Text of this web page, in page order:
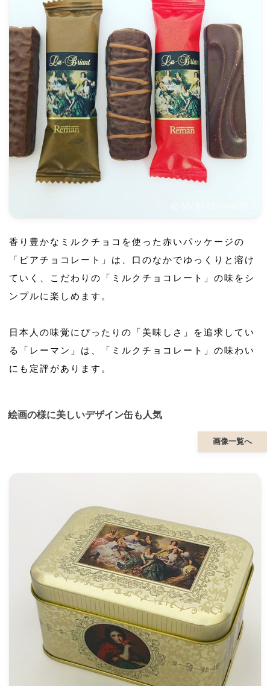
香り豊かなミルクチョコを使った赤いパッケージの
「ピアチョコレート」は、口のなかでゆっくりと溶け
ていく、こだわりの「ミルクチョコレート」の味をシ
ンプルに楽しめます。
日本人の味覚にぴったりの「美味しさ」を追求してい
る「レーマン」は、「ミルクチョコレート」の味わい
にも定評があります。
絵画の様に美しいデザイン缶も人気
画像一覧へ